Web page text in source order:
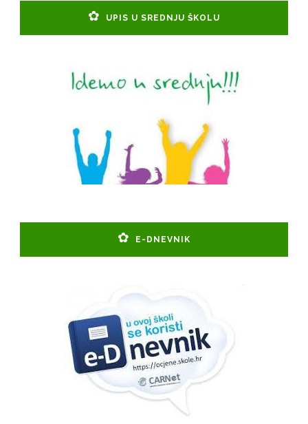
UPIS U SREDNJU ŠKOLU
E-DNEVNIK